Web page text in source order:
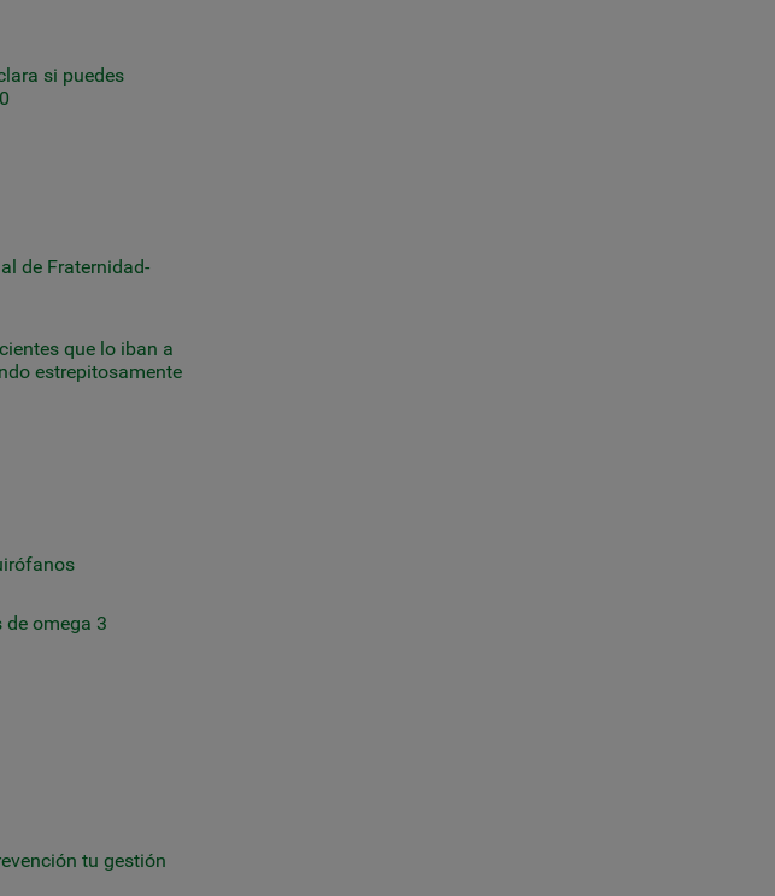
si puedes
de Fraternidad-
que lo iban a
estrepitosamente
de omega 3
tu gestión